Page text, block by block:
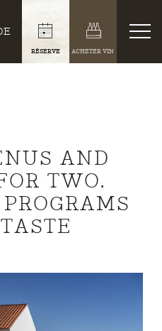
RÉSERVE ACHETER VIN
AND
TWO.